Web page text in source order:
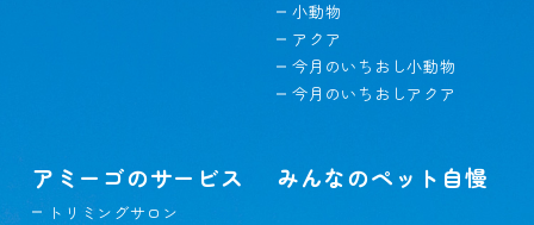
小動物
アクア
今月のいちおし小動物
今月のいちおしアクア
アミーゴのサービス
トリミングサロン
みんなのペット自慢